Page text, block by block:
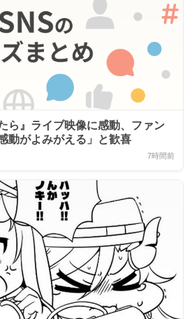
ら』ライブ映像に感動、ファン
動がよみがえる」と歓喜
7時間前